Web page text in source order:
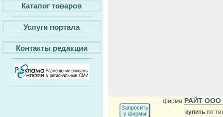
Каталог товаров
Услуги портала
Контакты редакции
Запросить
у фирмы
фирма РАЙТ OOO
купить по